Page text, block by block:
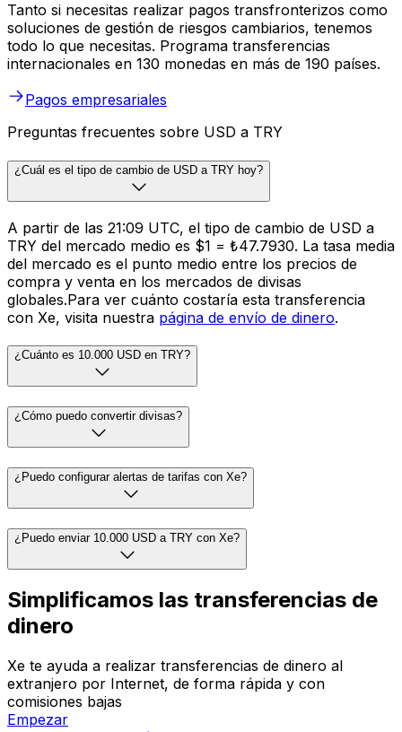
Tanto si necesitas realizar pagos transfronterizos como
soluciones de gestión de riesgos cambiarios, tenemos
todo lo que necesitas. Programa transferencias
internacionales en 130 monedas en más de 190 países.
Pagos empresariales
Preguntas frecuentes sobre USD a TRY
¿Cuál es el tipo de cambio de USD a TRY hoy?
A partir de las 21:09 UTC, el tipo de cambio de USD a
TRY del mercado medio es $1 = ₺47.7930. La tasa media
del mercado es el punto medio entre los precios de
compra y venta en los mercados de divisas
globales.Para ver cuánto costaría esta transferencia
con Xe, visita nuestra página de envío de dinero.
¿Cuánto es 10.000 USD en TRY?
¿Cómo puedo convertir divisas?
¿Puedo configurar alertas de tarifas con Xe?
¿Puedo enviar 10.000 USD a TRY con Xe?
Simplificamos las transferencias de
dinero
Xe te ayuda a realizar transferencias de dinero al
extranjero por Internet, de forma rápida y con
comisiones bajas
Empezar